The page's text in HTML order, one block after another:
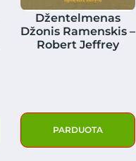
Džentelmenas
Džonis Ramenskis –
Robert Jeffrey
PARDUOTA